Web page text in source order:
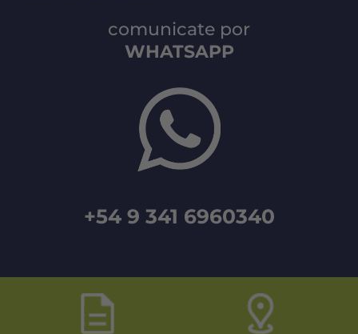
comunicate por
WHATSAPP
+54 9 341 6960340